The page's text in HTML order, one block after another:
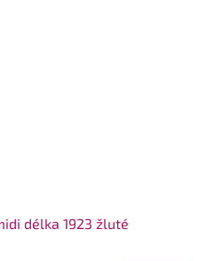
délka 1923 žluté